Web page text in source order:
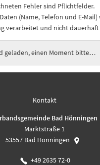
Fehler sind Pflichtfelder.
(Name, Telefon und E-
verarbeitet und nicht dauerhaft
geladen, einen Moment bitte…
Kontakt
Bad Hönningen
Marktstraße 1
53557 Bad Hönningen
+49 2635 72-0